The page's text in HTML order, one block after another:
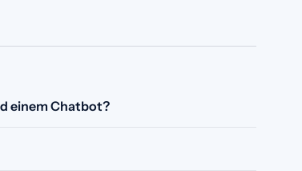
einem Chatbot?